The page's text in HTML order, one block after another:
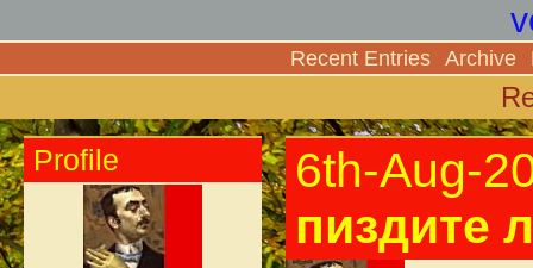
Recent Entries Archive
Profile
6th-Aug-
пиздите